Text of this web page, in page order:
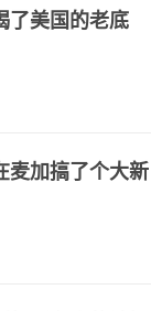
了美国的老底
麦加搞了个大新